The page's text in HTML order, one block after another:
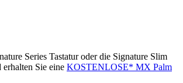
Series Tastatur oder die Signature Slim
Sie eine KOSTENLOSE* MX Palm